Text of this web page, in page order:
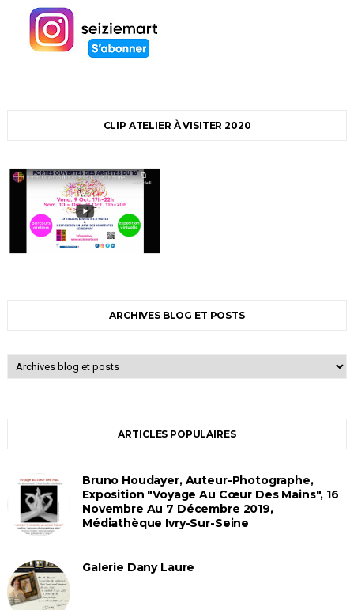
CLIP ATELIER À VISITER 2020
ARCHIVES BLOG ET POSTS
ARTICLES POPULAIRES
Bruno Houdayer, Auteur-Photographe,
Exposition "Voyage Au Cœur Des Mains", 16
Novembre Au 7 Décembre 2019,
Médiathèque Ivry-Sur-Seine
Galerie Dany Laure